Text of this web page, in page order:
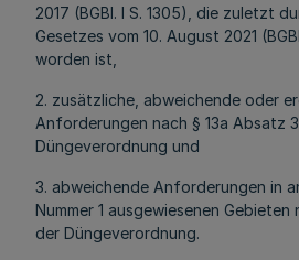
2017 (BGBl. I S. 1305), die zuletzt
Gesetzes vom 10. August 2021
worden ist,
2. zusätzliche, abweichende oder
Anforderungen nach § 13a Absatz
Düngeverordnung und
3. abweichende Anforderungen in
Nummer 1 ausgewiesenen Gebieten
der Düngeverordnung.